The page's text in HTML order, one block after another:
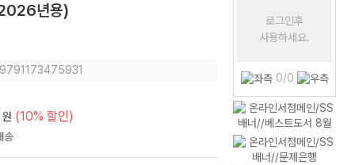
년용)
원 (10% 할인)
로그인후
사용하세요.
0/0